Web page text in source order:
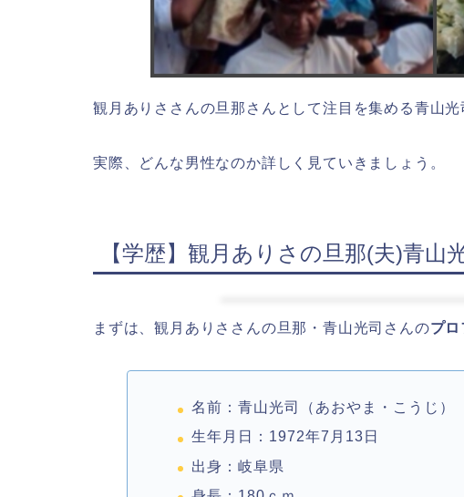
観月ありささんの旦那さんとして注目を集める青山
実際、どんな男性なのか詳しく見ていきましょう。
【学歴】観月ありさの旦那(夫)青山
まずは、観月ありささんの旦那・青山光司さんのプ
名前：青山光司（あおやま・こうじ）
生年月日：1972年7月13日
出身：岐阜県